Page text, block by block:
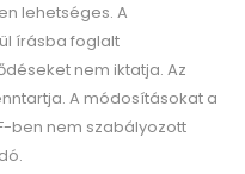
lehetséges. A
írásba foglalt
nem iktatja. Az
A módosításokat a
ben nem szabályozott